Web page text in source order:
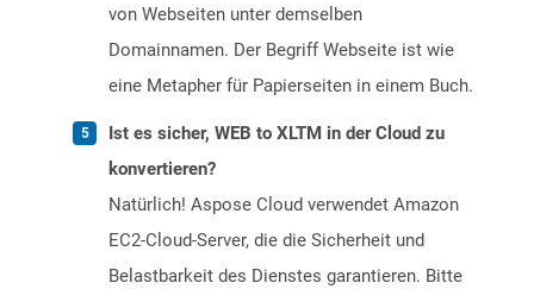
von Webseiten unter demselben
Domainnamen. Der Begriff Webseite ist wie
eine Metapher für Papierseiten in einem Buch.
Ist es sicher, WEB to XLTM in der Cloud zu
konvertieren?
Natürlich! Aspose Cloud verwendet Amazon
EC2-Cloud-Server, die die Sicherheit und
Belastbarkeit des Dienstes garantieren. Bitte